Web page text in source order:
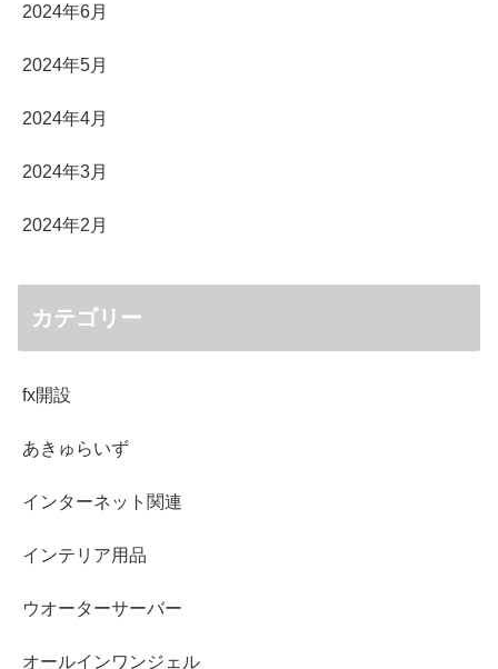
2024年6月
2024年5月
2024年4月
2024年3月
2024年2月
カテゴリー
fx開設
あきゅらいず
インターネット関連
インテリア用品
ウオーターサーバー
オールインワンジェル